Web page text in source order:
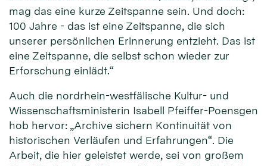
mag das eine kurze Zeitspanne sein. Und doch:
100 Jahre - das ist eine Zeitspanne, die sich
unserer persönlichen Erinnerung entzieht. Das ist
eine Zeitspanne, die selbst schon wieder zur
Erforschung einlädt.“
Auch die nordrhein-westfälische Kultur- und
Wissenschaftsministerin Isabell Pfeiffer-Poensgen
hob hervor: „Archive sichern Kontinuität von
historischen Verläufen und Erfahrungen“. Die
Arbeit, die hier geleistet werde, sei von großem